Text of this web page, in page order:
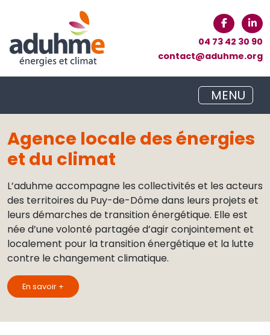
04 73 42 30 90
contact@aduhme.org
MENU
Agence locale des énergies
et du climat
L’aduhme accompagne les collectivités et les acteurs
des territoires du Puy-de-Dôme dans leurs projets et
leurs démarches de transition énergétique. Elle est
née d’une volonté partagée d’agir conjointement et
localement pour la transition énergétique et la lutte
contre le changement climatique.
En savoir +